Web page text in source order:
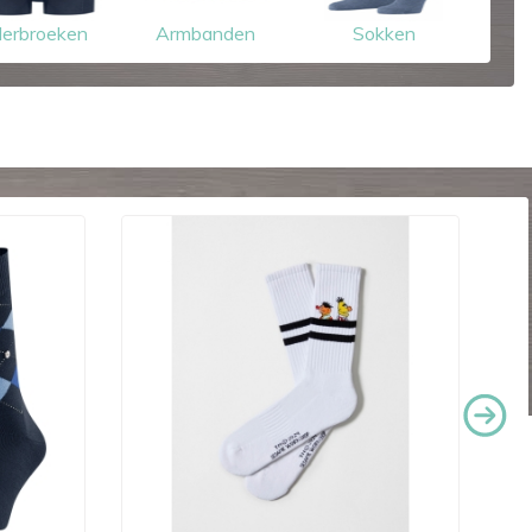
Armbanden Sokken